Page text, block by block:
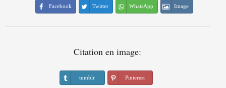
Facebook Twitter WhatsApp Image
Citation en image:
tumblr Pinterest